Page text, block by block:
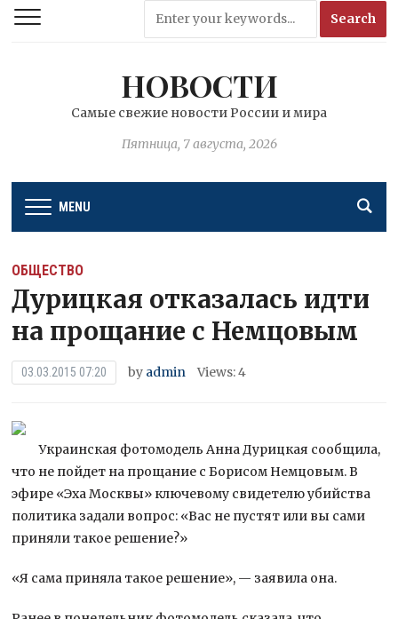
НОВОСТИ
Самые свежие новости России и мира
Пятница, 7 августа, 2026
MENU
ОБЩЕСТВО
Дурицкая отказалась идти
на прощание с Немцовым
03.03.2015 07:20 by admin Views: 4
Украинская фотомодель Анна Дурицкая сообщила,
что не пойдет на прощание с Борисом Немцовым. В
эфире «Эха Москвы» ключевому свидетелю убийства
политика задали вопрос: «Вас не пустят или вы сами
приняли такое решение?»
«Я сама приняла такое решение», — заявила она.